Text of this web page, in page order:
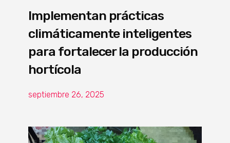
Implementan prácticas
climáticamente inteligentes
para fortalecer la producción
hortícola
septiembre 26, 2025